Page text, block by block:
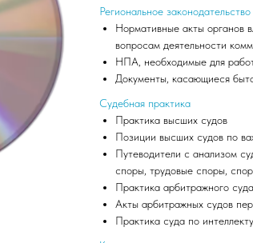
Региональное законодательство
Нормативные акты органов
вопросам деятельности
НПА, необходимые для
Документы, касающиеся
Судебная практика
Практика высших судов
Позиции высших судов по
Путеводители с анализом
споры, трудовые споры,
Практика арбитражного
Акты арбитражных судов
Практика суда по